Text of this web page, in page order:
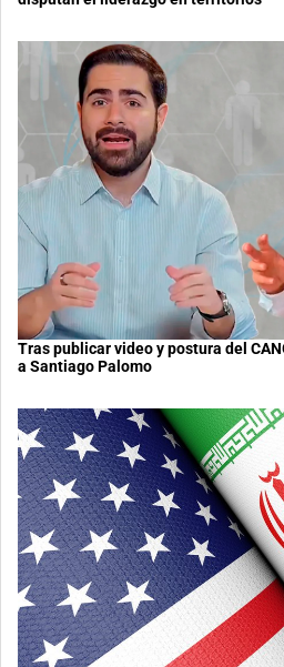
Tras publicar video y postura del
a Santiago Palomo